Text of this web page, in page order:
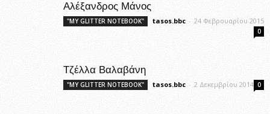
Αλέξανδρος Μάνος
"MY GLITTER NOTEBOOK" tasos.bbc - 24 Φεβρουαρίου 2015
0
Τζέλλα Βαλαβάνη
"MY GLITTER NOTEBOOK" tasos.bbc - 2 Δεκεμβρίου 2014 0